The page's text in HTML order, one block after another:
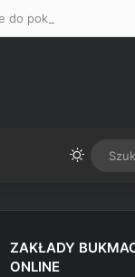
Switch
ZAKŁADY
ONLINE